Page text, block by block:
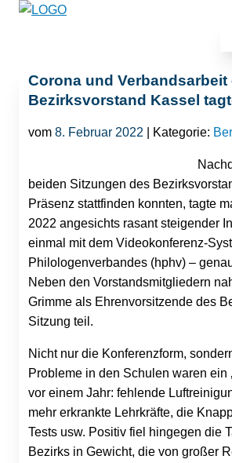
Corona und Verbandsarbeit
Bezirksvorstand Kassel
vom 8. Februar 2022 | Kategorie:
beiden Sitzungen des
Präsenz stattfinden konnten, tagte
2022 angesichts rasant steigender
einmal mit dem Videokonferenz-
Philologenverbandes (hphv) –
Neben den Vorstandsmitgliedern
Grimme als Ehrenvorsitzende des
Sitzung teil.
Nicht nur die Konferenzform,
Probleme in den Schulen waren ein
vor einem Jahr: fehlende
mehr erkrankte Lehrkräfte, die
Tests usw. Positiv fiel hingegen die
Bezirks in Gewicht, die von großer